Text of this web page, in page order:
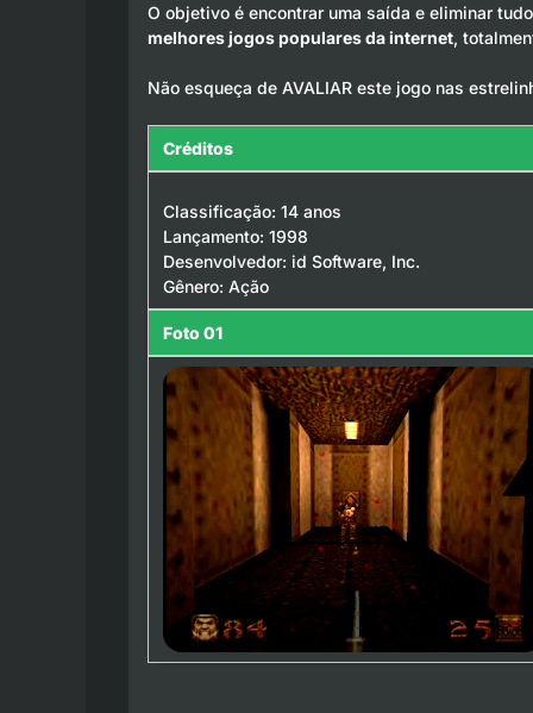
O objetivo é encontrar uma saída e eliminar
melhores jogos populares da internet,
Não esqueça de AVALIAR este jogo nas
Créditos
Classificação: 14 anos
Lançamento: 1998
Desenvolvedor: id Software, Inc.
Gênero: Ação
Foto 01